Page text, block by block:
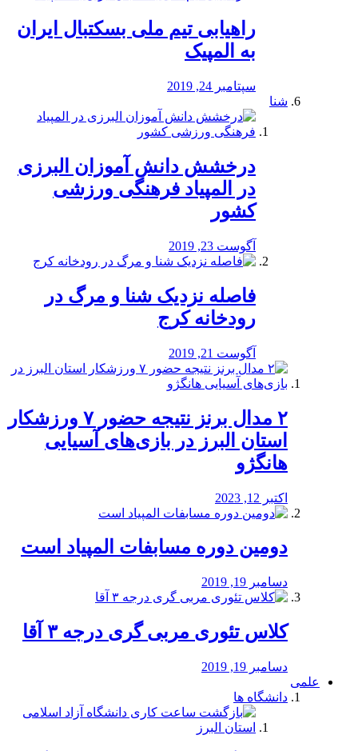
راهیابی تیم ملی بسکتبال ایران
به المپیک
سپتامبر 24, 2019
شنا
درخشش دانش آموزان البرزی
در المپیاد فرهنگی ورزشی
کشور
آگوست 23, 2019
️فاصله نزدیک شنا و مرگ در
رودخانه کرج
آگوست 21, 2019
۲ مدال برنز نتیجه حضور ۷ ورزشکار
استان البرز در بازی‌های آسیایی
هانگژو
اکتبر 12, 2023
دومین دوره مسابفات المپیاد است
دسامبر 19, 2019
کلاس تئوری مربی گری درجه ۳ آقا
دسامبر 19, 2019
علمی
دانشگاه ها